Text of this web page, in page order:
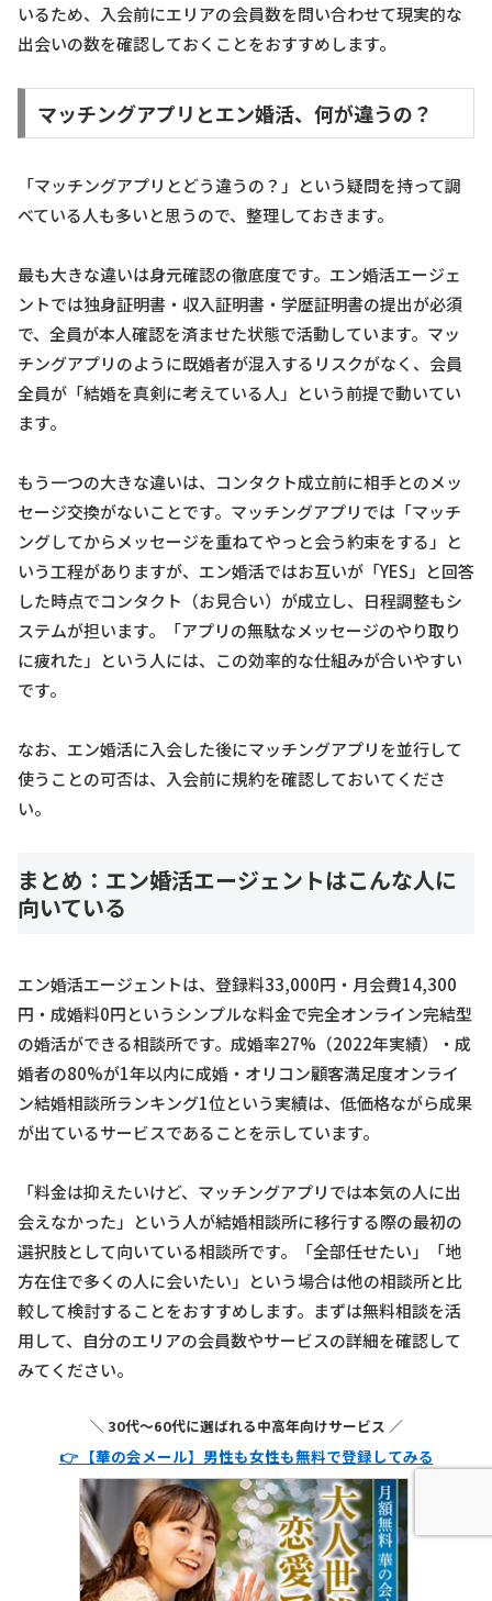
いるため、入会前にエリアの会員数を問い合わせて現実的な
出会いの数を確認しておくことをおすすめします。
マッチングアプリとエン婚活、何が違うの？
「マッチングアプリとどう違うの？」という疑問を持って調
べている人も多いと思うので、整理しておきます。
最も大きな違いは身元確認の徹底度です。エン婚活エージェ
ントでは独身証明書・収入証明書・学歴証明書の提出が必須
で、全員が本人確認を済ませた状態で活動しています。マッ
チングアプリのように既婚者が混入するリスクがなく、会員
全員が「結婚を真剣に考えている人」という前提で動いてい
ます。
もう一つの大きな違いは、コンタクト成立前に相手とのメッ
セージ交換がないことです。マッチングアプリでは「マッチ
ングしてからメッセージを重ねてやっと会う約束をする」と
いう工程がありますが、エン婚活ではお互いが「YES」と回答
した時点でコンタクト（お見合い）が成立し、日程調整もシ
ステムが担います。「アプリの無駄なメッセージのやり取り
に疲れた」という人には、この効率的な仕組みが合いやすい
です。
なお、エン婚活に入会した後にマッチングアプリを並行して
使うことの可否は、入会前に規約を確認しておいてくださ
い。
まとめ：エン婚活エージェントはこんな人に
向いている
エン婚活エージェントは、登録料33,000円・月会費14,300
円・成婚料0円というシンプルな料金で完全オンライン完結型
の婚活ができる相談所です。成婚率27%（2022年実績）・成
婚者の80%が1年以内に成婚・オリコン顧客満足度オンライ
ン結婚相談所ランキング1位という実績は、低価格ながら成果
が出ているサービスであることを示しています。
「料金は抑えたいけど、マッチングアプリでは本気の人に出
会えなかった」という人が結婚相談所に移行する際の最初の
選択肢として向いている相談所です。「全部任せたい」「地
方在住で多くの人に会いたい」という場合は他の相談所と比
較して検討することをおすすめします。まずは無料相談を活
用して、自分のエリアの会員数やサービスの詳細を確認して
みてください。
＼ 30代〜60代に選ばれる中高年向けサービス ／
👉 【華の会メール】男性も女性も無料で登録してみる